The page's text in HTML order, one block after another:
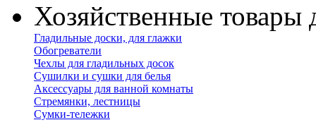
Хозяйственные товары
Гладильные доски, для глажки
Обогреватели
Чехлы для гладильных досок
Сушилки и сушки для белья
Аксессуары для ванной комнаты
Стремянки, лестницы
Сумки-тележки